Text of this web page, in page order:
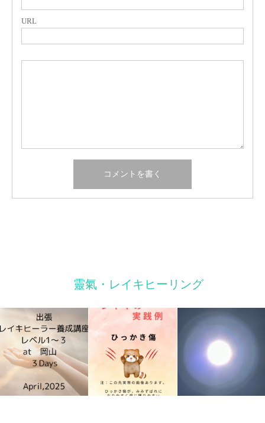
URL
靈氣・レイキヒーリング